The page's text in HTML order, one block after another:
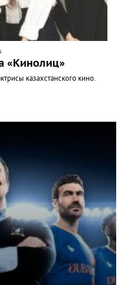
«Кинолиц»
казахстанского кино.